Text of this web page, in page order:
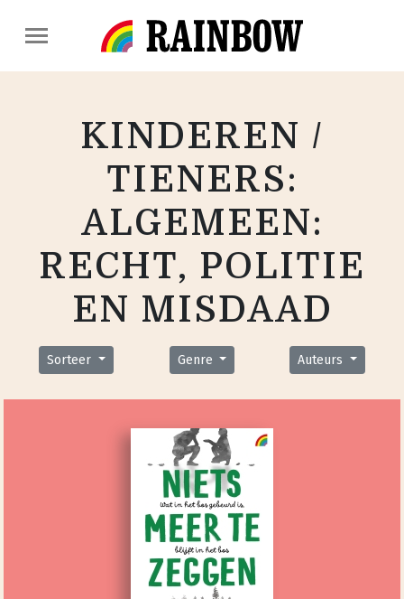
KINDEREN /
TIENERS:
ALGEMEEN:
RECHT, POLITIE
EN MISDAAD
Sorteer Genre Auteurs